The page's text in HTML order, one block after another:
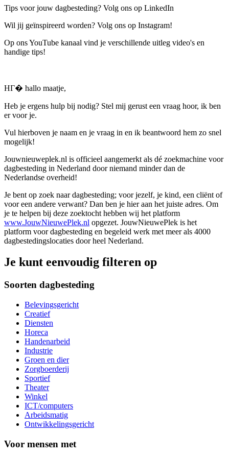
Tips voor jouw dagbesteding? Volg ons op LinkedIn
Wil jij geïnspireerd worden? Volg ons op Instagram!
Op ons YouTube kanaal vind je verschillende uitleg video's en
handige tips!
HГ� hallo maatje,
Heb je ergens hulp bij nodig? Stel mij gerust een vraag hoor, ik ben
er voor je.
Vul hierboven je naam en je vraag in en ik beantwoord hem zo snel
mogelijk!
Jouwnieuweplek.nl is officieel aangemerkt als dé zoekmachine voor
dagbesteding in Nederland door niemand minder dan de
Nederlandse overheid!
Je bent op zoek naar dagbesteding; voor jezelf, je kind, een cliënt of
voor een andere verwant? Dan ben je hier aan het juiste adres. Om
je te helpen bij deze zoektocht hebben wij het platform
www.JouwNieuwePlek.nl opgezet. JouwNieuwePlek is het
platform voor dagbesteding en begeleid werk met meer als 4000
dagbestedingslocaties door heel Nederland.
Je kunt eenvoudig filteren op
Soorten dagbesteding
Belevingsgericht
Creatief
Diensten
Horeca
Handenarbeid
Industrie
Groen en dier
Zorgboerderij
Sportief
Theater
Winkel
ICT/computers
Arbeidsmatig
Ontwikkelingsgericht
Voor mensen met